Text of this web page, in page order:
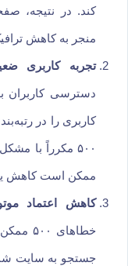
کند. در نتیجه،
منجر به کاهش
تجربه کاربری
دسترسی کاربران
کاربری را در
۵۰۰ مکرراً با
ممکن است کاهش
کاهش اعتماد
جستجو به سایت